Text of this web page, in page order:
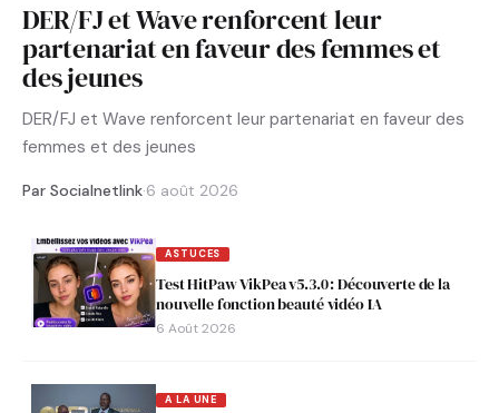
DER/FJ et Wave renforcent leur
partenariat en faveur des femmes et
des jeunes
DER/FJ et Wave renforcent leur partenariat en faveur des
femmes et des jeunes
Par Socialnetlink·6 août 2026
ASTUCES
Test HitPaw VikPea v5.3.0 : Découverte de la
nouvelle fonction beauté vidéo IA
6 Août 2026
A LA UNE